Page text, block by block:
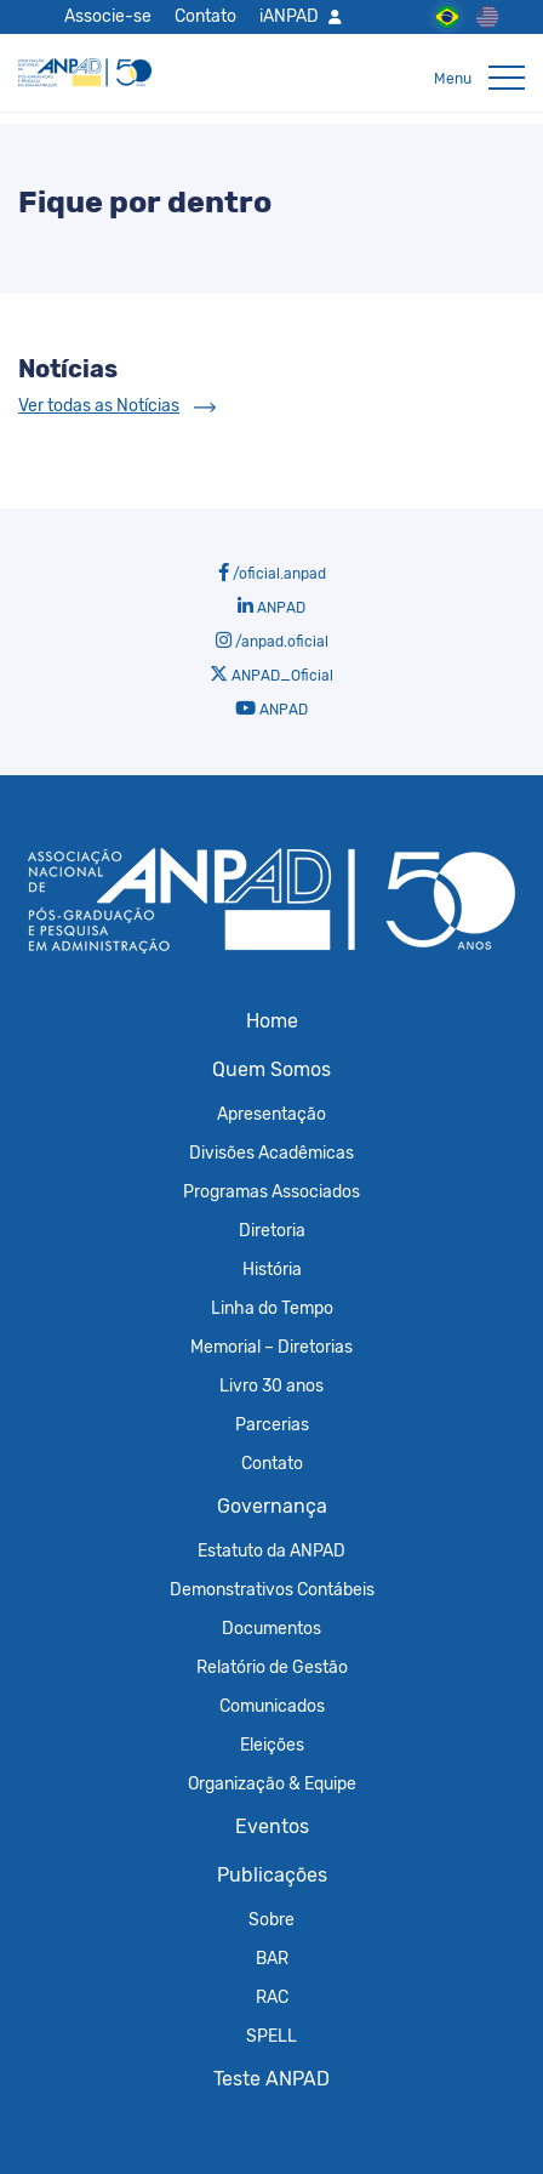
Associe-se Contato iANPAD
Fique por dentro
Notícias
Ver todas as Notícias
/oficial.anpad
ANPAD
/anpad.oficial
ANPAD_Oficial
ANPAD
Home
Quem Somos
Apresentação
Divisões Acadêmicas
Programas Associados
Diretoria
História
Linha do Tempo
Memorial – Diretorias
Livro 30 anos
Parcerias
Contato
Governança
Estatuto da ANPAD
Demonstrativos Contábeis
Documentos
Relatório de Gestão
Comunicados
Eleições
Organização & Equipe
Eventos
Publicações
Sobre
BAR
RAC
SPELL
Teste ANPAD